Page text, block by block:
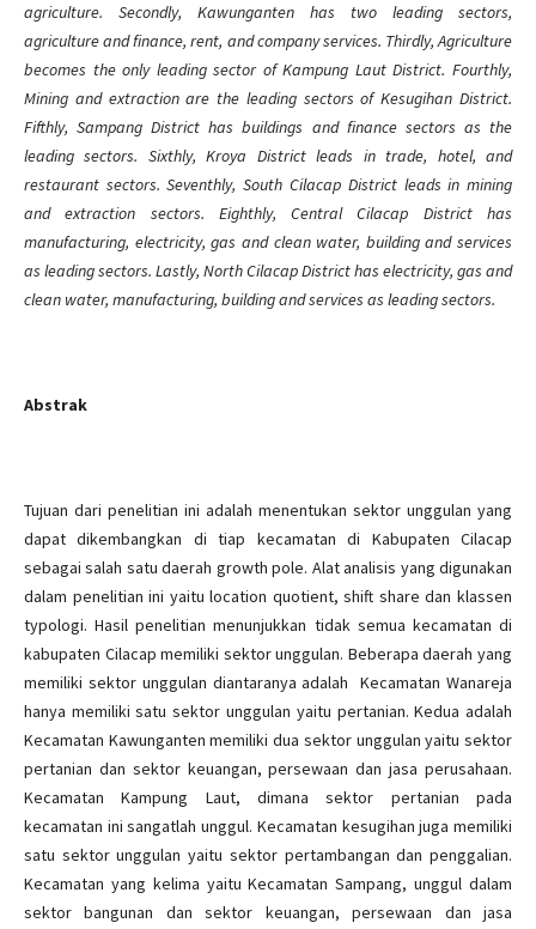
agriculture. Secondly, Kawunganten has two leading sectors,
agriculture and finance, rent, and company services. Thirdly, Agriculture
becomes the only leading sector of Kampung Laut District. Fourthly,
Mining and extraction are the leading sectors of Kesugihan District.
Fifthly, Sampang District has buildings and finance sectors as the
leading sectors. Sixthly, Kroya District leads in trade, hotel, and
restaurant sectors. Seventhly, South Cilacap District leads in mining
and extraction sectors. Eighthly, Central Cilacap District has
manufacturing, electricity, gas and clean water, building and services
as leading sectors. Lastly, North Cilacap District has electricity, gas and
clean water, manufacturing, building and services as leading sectors.
Abstrak
Tujuan dari penelitian ini adalah menentukan sektor unggulan yang
dapat dikembangkan di tiap kecamatan di Kabupaten Cilacap
sebagai salah satu daerah growth pole. Alat analisis yang digunakan
dalam penelitian ini yaitu location quotient, shift share dan klassen
typologi. Hasil penelitian menunjukkan tidak semua kecamatan di
kabupaten Cilacap memiliki sektor unggulan. Beberapa daerah yang
memiliki sektor unggulan diantaranya adalah Kecamatan Wanareja
hanya memiliki satu sektor unggulan yaitu pertanian. Kedua adalah
Kecamatan Kawunganten memiliki dua sektor unggulan yaitu sektor
pertanian dan sektor keuangan, persewaan dan jasa perusahaan.
Kecamatan Kampung Laut, dimana sektor pertanian pada
kecamatan ini sangatlah unggul. Kecamatan kesugihan juga memiliki
satu sektor unggulan yaitu sektor pertambangan dan penggalian.
Kecamatan yang kelima yaitu Kecamatan Sampang, unggul dalam
sektor bangunan dan sektor keuangan, persewaan dan jasa